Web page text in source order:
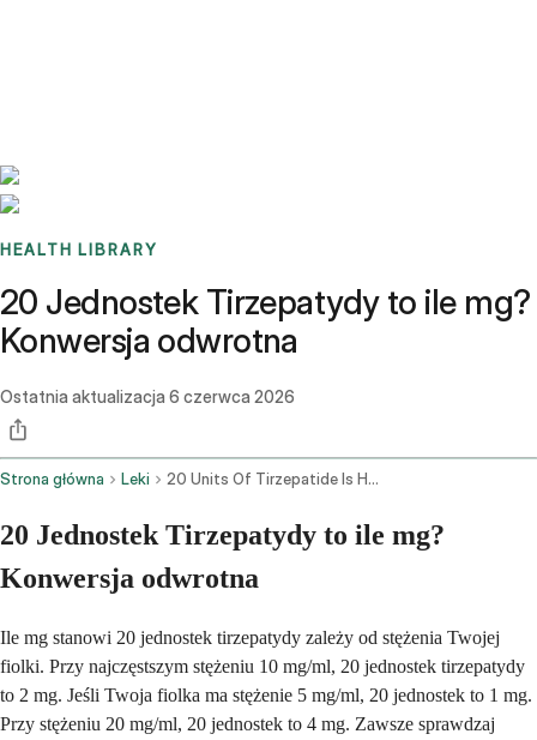
HEALTH LIBRARY
20 Jednostek Tirzepatydy to ile mg?
Konwersja odwrotna
Ostatnia aktualizacja 6 czerwca 2026
Strona główna Leki 20 Units Of Tirzepatide Is How Many Mg
20 Jednostek Tirzepatydy to ile mg?
Konwersja odwrotna
Ile mg stanowi 20 jednostek tirzepatydy zależy od stężenia Twojej
fiolki. Przy najczęstszym stężeniu 10 mg/ml, 20 jednostek tirzepatydy
to 2 mg. Jeśli Twoja fiolka ma stężenie 5 mg/ml, 20 jednostek to 1 mg.
Przy stężeniu 20 mg/ml, 20 jednostek to 4 mg. Zawsze sprawdzaj